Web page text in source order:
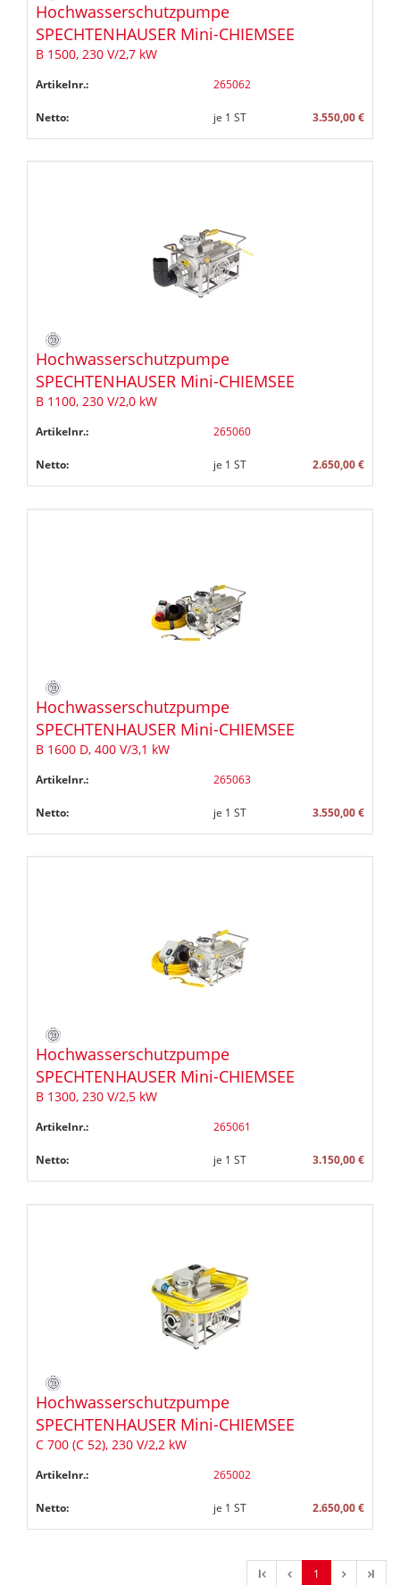
Hochwasserschutzpumpe
SPECHTENHAUSER Mini-CHIEMSEE
B 1500, 230 V/2,7 kW
Artikelnr.: 265062
Netto: je 1 ST 3.550,00 €
Hochwasserschutzpumpe
SPECHTENHAUSER Mini-CHIEMSEE
B 1100, 230 V/2,0 kW
Artikelnr.: 265060
Netto: je 1 ST 2.650,00 €
Hochwasserschutzpumpe
SPECHTENHAUSER Mini-CHIEMSEE
B 1600 D, 400 V/3,1 kW
Artikelnr.: 265063
Netto: je 1 ST 3.550,00 €
Hochwasserschutzpumpe
SPECHTENHAUSER Mini-CHIEMSEE
B 1300, 230 V/2,5 kW
Artikelnr.: 265061
Netto: je 1 ST 3.150,00 €
Hochwasserschutzpumpe
SPECHTENHAUSER Mini-CHIEMSEE
C 700 (C 52), 230 V/2,2 kW
Artikelnr.: 265002
Netto: je 1 ST 2.650,00 €
l 1 l